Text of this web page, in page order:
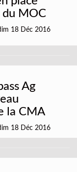
du MOC
18 Déc 2016
Ag
la CMA
18 Déc 2016